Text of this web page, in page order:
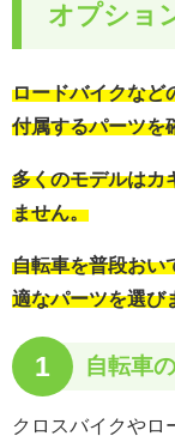
オプショ
ロードバイクなど
付属するパーツを
多くのモデルはカ
ません。
自転車を普段おい
適なパーツを選び
1 自転車の
クロスバイクやロ